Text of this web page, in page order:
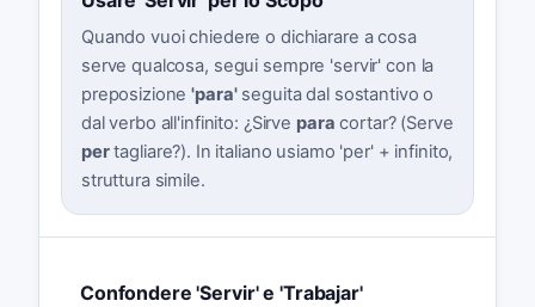
Quando vuoi chiedere o dichiarare a cosa
serve qualcosa, segui sempre 'servir' con la
preposizione'para'seguita dal sostantivo o
dal verbo all'infinito: ¿Sirve para cortar? (Serve
pertagliare?). In italiano usiamo 'per' + infinito,
struttura simile.
Confondere 'Servir' e 'Trabajar'